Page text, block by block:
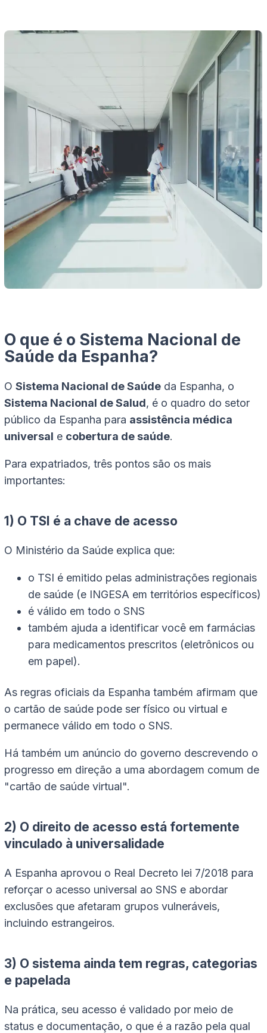
O que é o Sistema Nacional de
Saúde da Espanha?
O Sistema Nacional de Saúde da Espanha, o
Sistema Nacional de Salud, é o quadro do setor
público da Espanha para assistência médica
universal e cobertura de saúde.
Para expatriados, três pontos são os mais
importantes:
1) O TSI é a chave de acesso
O Ministério da Saúde explica que:
o TSI é emitido pelas administrações regionais
de saúde (e INGESA em territórios específicos)
é válido em todo o SNS
também ajuda a identificar você em farmácias
para medicamentos prescritos (eletrônicos ou
em papel).
As regras oficiais da Espanha também afirmam que
o cartão de saúde pode ser físico ou virtual e
permanece válido em todo o SNS.
Há também um anúncio do governo descrevendo o
progresso em direção a uma abordagem comum de
"cartão de saúde virtual".
2) O direito de acesso está fortemente
vinculado à universalidade
A Espanha aprovou o Real Decreto lei 7/2018 para
reforçar o acesso universal ao SNS e abordar
exclusões que afetaram grupos vulneráveis,
incluindo estrangeiros.
3) O sistema ainda tem regras, categorias
e papelada
Na prática, seu acesso é validado por meio de
status e documentação, o que é a razão pela qual